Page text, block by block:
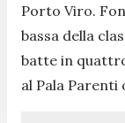
Porto Viro.
bassa della
batte in
al Pala Parenti